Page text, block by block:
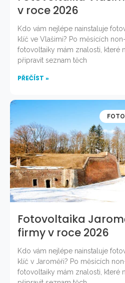
v roce 2026
Kdo vám nejlépe nainstaluje
klíč ve Vlašimi? Po měsících
fotovoltaiky mám znalosti, které
připravit seznam těch
PŘEČÍST »
Fotovoltaika
firmy v roce 2026
Kdo vám nejlépe nainstaluje
klíč v Jaroměři? Po měsících
fotovoltaiky mám znalosti, které